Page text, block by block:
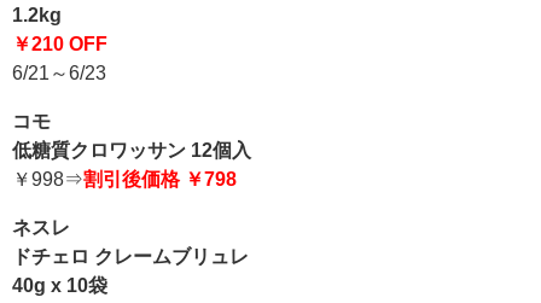
1.2kg
￥210 OFF
6/21～6/23
コモ
低糖質クロワッサン 12個入
￥998⇒割引後価格 ￥798
ネスレ
ドチェロ クレームブリュレ
40g x 10袋